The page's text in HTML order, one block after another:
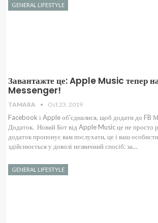
GENERAL LIFESTYLE
Завантажте це: Apple Music тепер
Messenger!
TAMARA Oct 23, 2019
Facebook і Apple об'єдналися, щоб додати до FB
Додаток. Новий Бот від Apple Music це не просто
додаток пропонує вам послухати, це і ваш
здійснюється у доволі незвичний спосіб: за…
GENERAL LIFESTYLE